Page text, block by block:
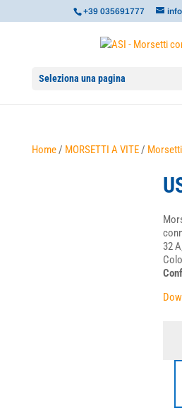
+39 035691777
Seleziona una pagina
Home/ MORSETTI A VITE/
32